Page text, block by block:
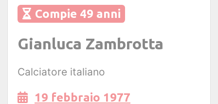
Compie 49 anni
Gianluca Zambrotta
Calciatore italiano
19 febbraio 1977